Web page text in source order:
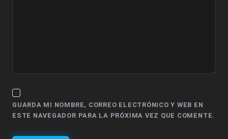
GUARDA MI NOMBRE, CORREO ELECTRÓNICO Y WEB EN
ESTE NAVEGADOR PARA LA PRÓXIMA VEZ QUE COMENTE.